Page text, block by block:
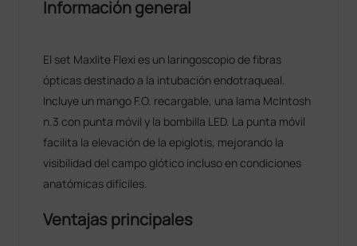
Información general
El set Maxlite Flexi es un laringoscopio de fibras
ópticas destinado a la intubación endotraqueal.
Incluye un mango F.O. recargable, una lama McIntosh
n.3 con punta móvil y la bombilla LED. La punta móvil
facilita la elevación de la epiglotis, mejorando la
visibilidad del campo glótico incluso en condiciones
anatómicas difíciles.
Ventajas principales